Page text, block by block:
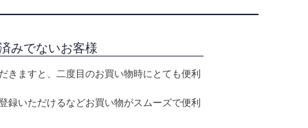
みでないお客様
きますと、二度目のお買い物時にとても便利
録いただけるなどお買い物がスムーズで便利